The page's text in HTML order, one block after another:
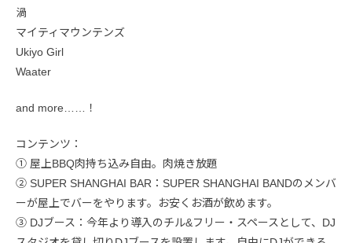
渦
マイティマウンテンズ
Ukiyo Girl
Waater
and more……！
コンテンツ：
① 屋上BBQ肉持ち込み自由。肉焼き放題
② SUPER SHANGHAI BAR：SUPER SHANGHAI BANDのメンバ
ーが屋上でバーをやります。お安くお酒が飲めます。
③ DJブース：今年より導入のチル&フリー・スペースとして、DJ